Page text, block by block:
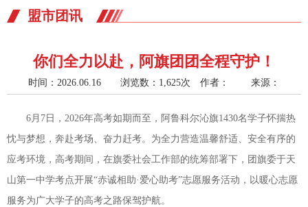
盟市团讯
你们全力以赴，阿旗团团全程守护！
时间：2026.06.16 浏览数：1,625次 作者： 来源：
6月7日，2026年高考如期而至，阿鲁科尔沁旗1430名学子怀揣热
忱与梦想，奔赴考场、奋力赶考。为全力营造温馨舒适、安全有序的
应考环境，高考期间，在旗委社会工作部的统筹部署下，团旗委于天
山第一中学考点开展“赤诚相助·爱心助考”志愿服务活动，以暖心志愿
服务为广大学子的高考之路保驾护航。